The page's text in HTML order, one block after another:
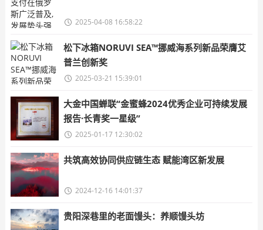
2025-04-08 16:58:22
松下冰箱NORUVI SEA™挪威海系列新品荣膺艾
普兰创新奖
2025-03-21 15:39:01
大金中国蝉联“金蜜蜂2024优秀企业可持续发展
报告·长青奖一星级”
2025-01-17 12:30:02
共筑高效协同供应链生态 赋能湾区新发展
2024-12-16 14:01:37
贵阳深巷里的老面馒头：养顺馒头坊